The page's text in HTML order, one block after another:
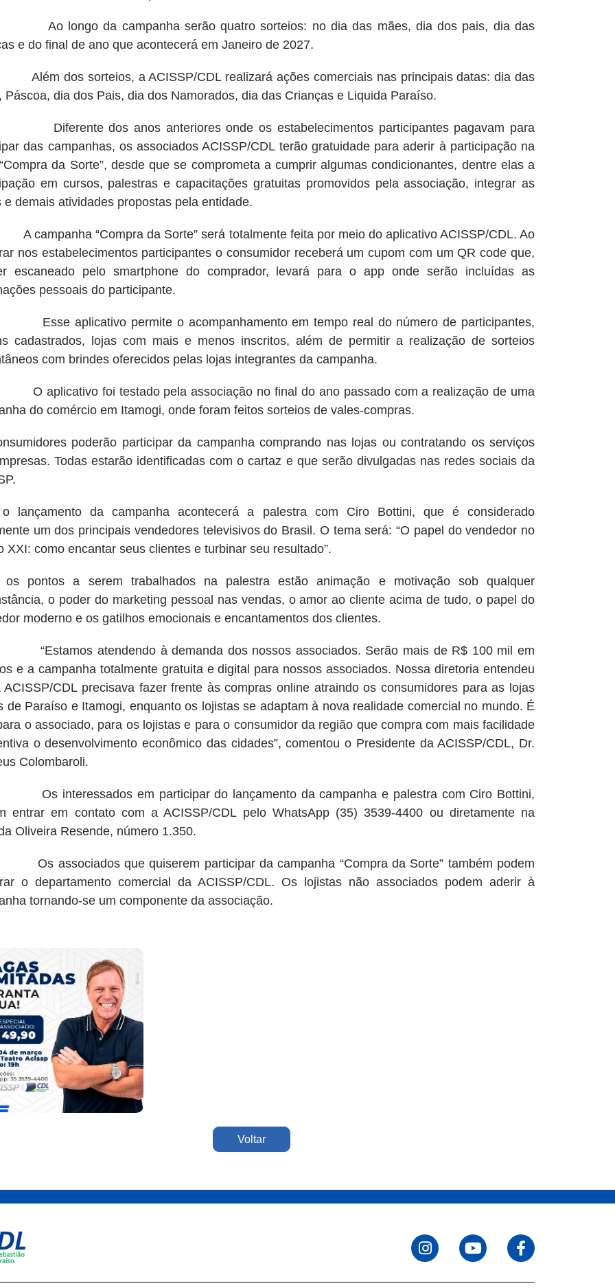
da campanha serão quatro sorteios: no dia das mães, dia dos pais, dia das
e do final de ano que acontecerá em Janeiro de 2027.
dos sorteios, a ACISSP/CDL realizará ações comerciais nas principais datas: dia das
Páscoa, dia dos Pais, dia dos Namorados, dia das Crianças e Liquida Paraíso.
dos anos anteriores onde os estabelecimentos participantes pagavam para
das campanhas, os associados ACISSP/CDL terão gratuidade para aderir à participação na
da Sorte”, desde que se comprometa a cumprir algumas condicionantes, dentre elas a
em cursos, palestras e capacitações gratuitas promovidos pela associação, integrar as
e demais atividades propostas pela entidade.
“Compra da Sorte” será totalmente feita por meio do aplicativo ACISSP/CDL. Ao
nos estabelecimentos participantes o consumidor receberá um cupom com um QR code que,
escaneado pelo smartphone do comprador, levará para o app onde serão incluídas as
pessoais do participante.
aplicativo permite o acompanhamento em tempo real do número de participantes,
cadastrados, lojas com mais e menos inscritos, além de permitir a realização de sorteios
com brindes oferecidos pelas lojas integrantes da campanha.
foi testado pela associação no final do ano passado com a realização de uma
do comércio em Itamogi, onde foram feitos sorteios de vales-compras.
poderão participar da campanha comprando nas lojas ou contratando os serviços
Todas estarão identificadas com o cartaz e que serão divulgadas nas redes sociais da
lançamento da campanha acontecerá a palestra com Ciro Bottini, que é considerado
um dos principais vendedores televisivos do Brasil. O tema será: “O papel do vendedor no
XXI: como encantar seus clientes e turbinar seu resultado”.
os pontos a serem trabalhados na palestra estão animação e motivação sob qualquer
o poder do marketing pessoal nas vendas, o amor ao cliente acima de tudo, o papel do
moderno e os gatilhos emocionais e encantamentos dos clientes.
atendendo à demanda dos nossos associados. Serão mais de R$ 100 mil em
e a campanha totalmente gratuita e digital para nossos associados. Nossa diretoria entendeu
ACISSP/CDL precisava fazer frente às compras online atraindo os consumidores para as lojas
de Paraíso e Itamogi, enquanto os lojistas se adaptam à nova realidade comercial no mundo. É
o associado, para os lojistas e para o consumidor da região que compra com mais facilidade
o desenvolvimento econômico das cidades”, comentou o Presidente da ACISSP/CDL, Dr.
Colombaroli.
em participar do lançamento da campanha e palestra com Ciro Bottini,
entrar em contato com a ACISSP/CDL pelo WhatsApp (35) 3539-4400 ou diretamente na
Oliveira Resende, número 1.350.
que quiserem participar da campanha “Compra da Sorte” também podem
o departamento comercial da ACISSP/CDL. Os lojistas não associados podem aderir à
tornando-se um componente da associação.
Voltar